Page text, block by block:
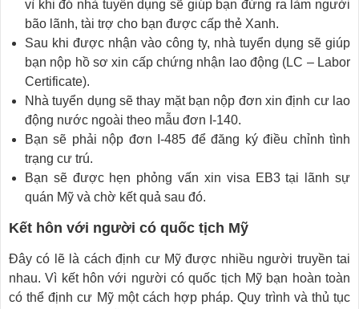
vì khi đó nhà tuyển dụng sẽ giúp bạn đứng ra làm người
bão lãnh, tài trợ cho bạn được cấp thẻ Xanh.
Sau khi được nhận vào công ty, nhà tuyển dụng sẽ giúp
bạn nộp hồ sơ xin cấp chứng nhận lao động (LC – Labor
Certificate).
Nhà tuyển dụng sẽ thay mặt bạn nộp đơn xin định cư lao
động nước ngoài theo mẫu đơn I-140.
Bạn sẽ phải nộp đơn I-485 để đăng ký điều chỉnh tình
trạng cư trú.
Bạn sẽ được hẹn phỏng vấn xin visa EB3 tại lãnh sự
quán Mỹ và chờ kết quả sau đó.
Kết hôn với người có quốc tịch Mỹ
Đây có lẽ là cách định cư Mỹ được nhiều người truyền tai
nhau. Vì kết hôn với người có quốc tịch Mỹ bạn hoàn toàn
có thể định cư Mỹ một cách hợp pháp. Quy trình và thủ tục